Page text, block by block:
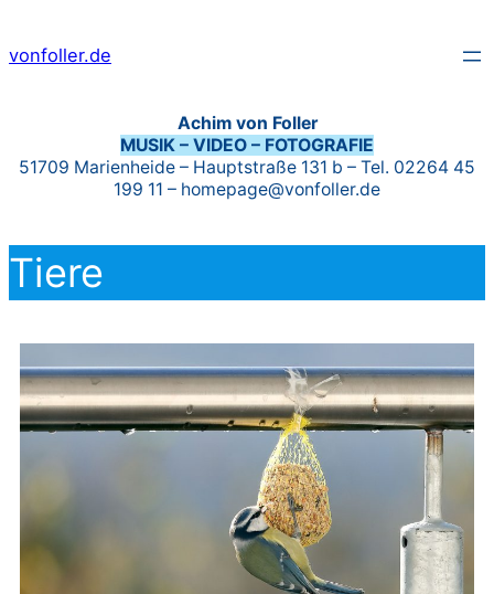
vonfoller.de
Achim von Foller
MUSIK – VIDEO – FOTOGRAFIE
51709 Marienheide – Hauptstraße 131 b – Tel. 02264 45
199 11 – homepage@vonfoller.de
Tiere